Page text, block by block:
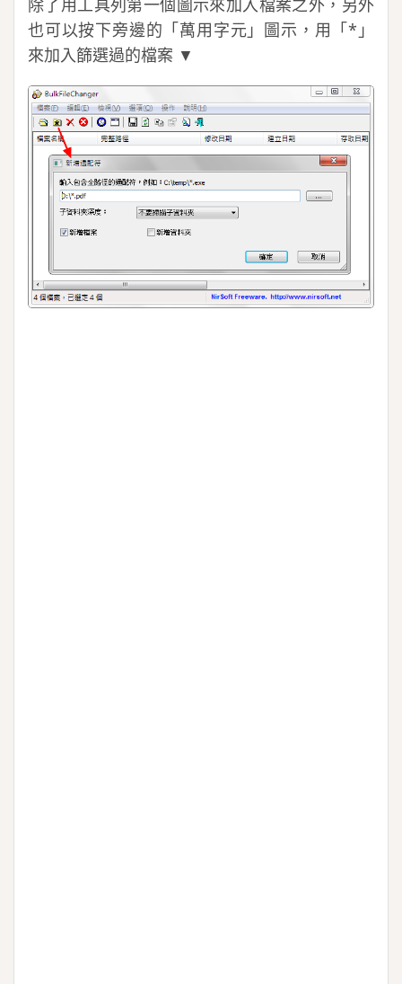
除了用工具列第一個圖示來加入檔案之外，另外
也可以按下旁邊的「萬用字元」圖示，用「*」
來加入篩選過的檔案 ▼